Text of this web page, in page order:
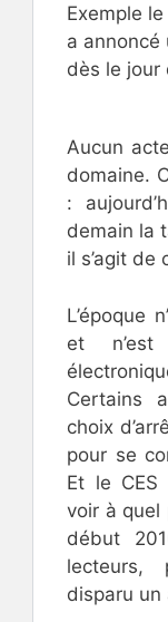
Exemple
a annoncé
dès le jour
Aucun
domaine.
:
demain la
il s’agit de
L’époque
et
Certains
choix
pour se
Et le CES
voir à quel
début
lecteurs,
disparu un